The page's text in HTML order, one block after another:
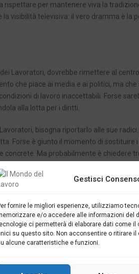
Gestisci
fornire le migliori esperienze, utilizziamo
e/o accedere alle informazioni del
ci permetterà di elaborare dati come il
su questo sito. Non acconsentire o ritirare
alcune caratteristiche e funzioni.
per mantenere viva la
visibilità televisiva: il vero dramma è la
Lavoratori, dovrebbe rimettere al
che piace ai media e ai politici, ma
di lavoro inaccettabili. Forse
alla lotta per i diritti.
bisogna riportarlo alle sue
Forse è giunto il momento di
Ma probabilmente è chiedere